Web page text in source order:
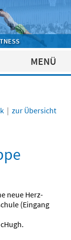
MENÜ
| zur Übersicht
neue Herz-
(Eingang